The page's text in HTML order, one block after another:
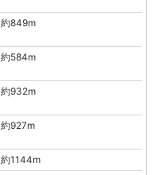
約849m
約584m
約932m
約927m
約1144m